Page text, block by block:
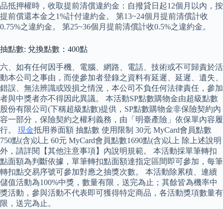
品抵押權時，收取提前清償違約金：自撥貸日起12個月以內，按
提前償還本金之1%計付違約金。 第13~24個月提前清償計收
0.75%之違約金。 第25~36個月提前清償計收0.5%之違約金。
抽點數: 兌換點數：400點
六、如有任何因手機、電腦、網路、電話、技術或不可歸責於活
動本公司之事由，而使參加者登錄之資料有延遲、延遲、遺失、
錯誤、無法辨識或毀損之情況，本公司不負任何法律責任，參加
者與中獎者亦不得因此異議。 本活動SP點數購物金由超級點數
股份有限公司(下稱超級點數)提供，SP點數購物金非保險契約內
容一部分，保險契約之權利義務，由「明臺產險」依保單內容履
行。 現金抵用券面額 抽點數 使用限制 30元 MyCard會員點數
750點(含)以上 60元 MyCard會員點數1690點(含)以上 除上述說明
外，請詳閱【其他注意事項】內說明規範。 本活動採單筆轉扣
點面額為判斷依據，單筆轉扣點面額達指定區間即可參加，每筆
轉扣點交易序號可參加對應之抽獎次數。 本活動除累積、連續
儲值活動為100%中獎，數量有限，送完為止；其餘皆為機率中
獎活動，參與活動不代表即可獲得特定商品，各活動獎項數量有
限，送完為止。